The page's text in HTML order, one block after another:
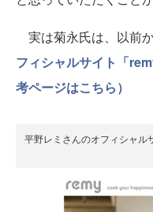
実は菊永氏は、以前
フィシャルサイト「
考ページはこちら）
平野レミさんのオフィシャル